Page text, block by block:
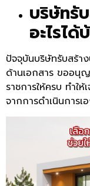
บริษัทรั
อะไรได้
ปัจจุบันบริษัทรับสร้า
ด้านเอกสาร ขออนุ
ราชการให้ครบ ทำใ
จากการดำเนินการเ